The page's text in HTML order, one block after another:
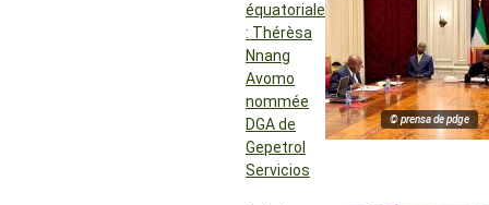
© prensa de pdge
équatoriale
: Thérèsa
Nnang
Avomo
nommée
DGA de
Gepetrol
Servicios